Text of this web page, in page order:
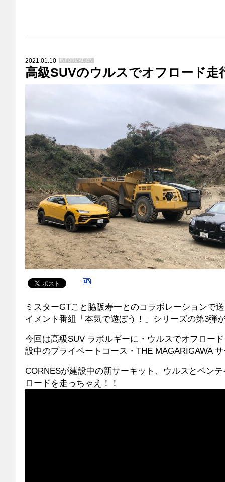
2021.01.10 INFORMATION
高級SUVのウルスでオフロード走
ミスターGTこと脇阪寿一とのコラボレーションで
イメント番組「本気で遊ぼう！」シリーズの第3弾
今回は高級SUV ラボルギーに・ウルスでオフロー
設中のプライベートコース・THE MAGARIGAWA
CORNESが建設中の新サーキット、ウルスとベン
ロードを走っちゃえ！！